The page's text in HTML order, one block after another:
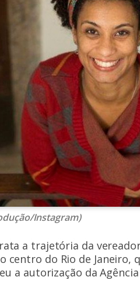
Instagram)
a trajetória da
centro do Rio de Janeiro,
a autorização da